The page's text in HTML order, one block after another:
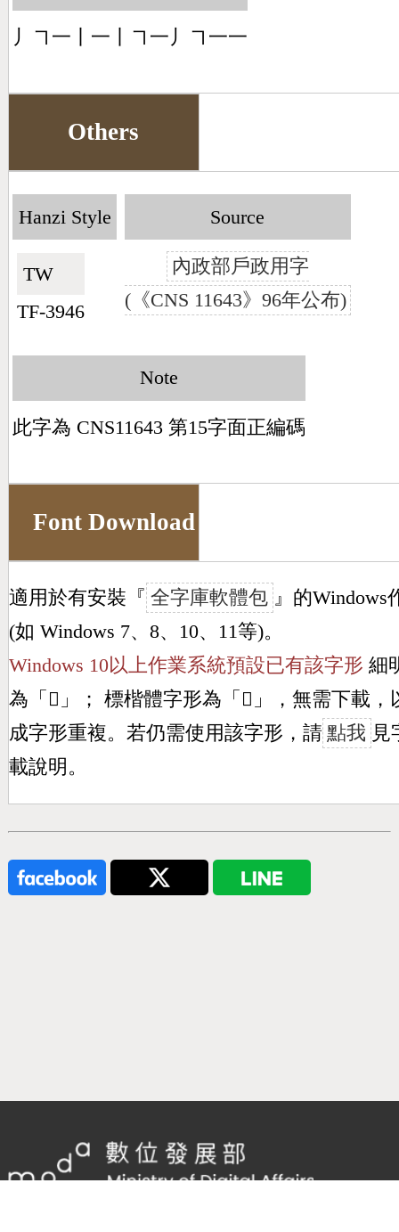
丿㇕一丨一丨㇕一丿㇕一一
Others
Hanzi Style
TW🇹🇼
TF-3946
Source
內政部戶政用字
(《CNS 11643》96年公布)
Note
此字為 CNS11643 第15字面正編碼
Font Download
適用於有安裝『 全字庫軟體包 』的Windows
(如 Windows 7、8、10、11等)。
Windows 10以上作業系統預設已有該字形 細
為「 𣍼 」； 標楷體字形為「 𣍼 」，無需下載，
成字形重複。若仍需使用該字形，請 點我 見
載說明。